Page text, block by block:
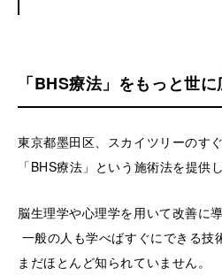
「BHS療法」をもっと世
東京都墨田区、スカイツリーのす
「BHS療法」という施術法を提供
脳生理学や心理学を用いて改善に
一般の人も学べばすぐにできる技
まだほとんど知られていません。